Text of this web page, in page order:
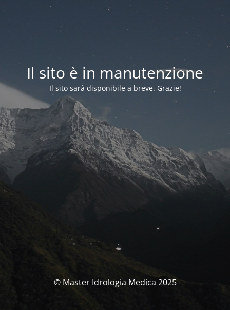
Il sito è in manutenzione
Il sito sarà disponibile a breve. Grazie!
© Master Idrologia Medica 2025